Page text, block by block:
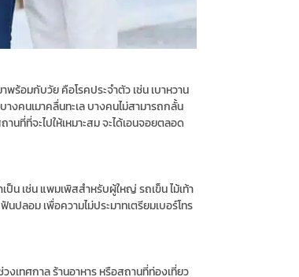
ร้อมกับวัย คือโรคประจำตัว เช่น เบาหวาน
างคนเมาคลื่นทะเล บางคนไม่สามารถกลั้น
นที่ที่จะไปให้เหมาะสม จะได้เอนจอยตลอด
น เช่น แพมเพิสสำหรับผู้ใหญ่ รถเข็น ไม้เท้า
ปลอม เพื่อความไม่ประมาทเตรียมเบอร์โทร
งเทศกาล ร้านอาหาร หรือสถานที่ท่องเที่ยว